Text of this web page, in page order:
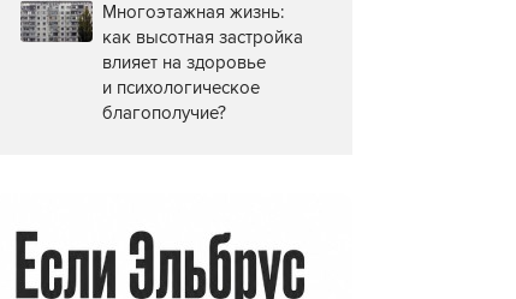
Многоэтажная жизнь:
как высотная застройка
влияет на здоровье
и психологическое
благополучие?